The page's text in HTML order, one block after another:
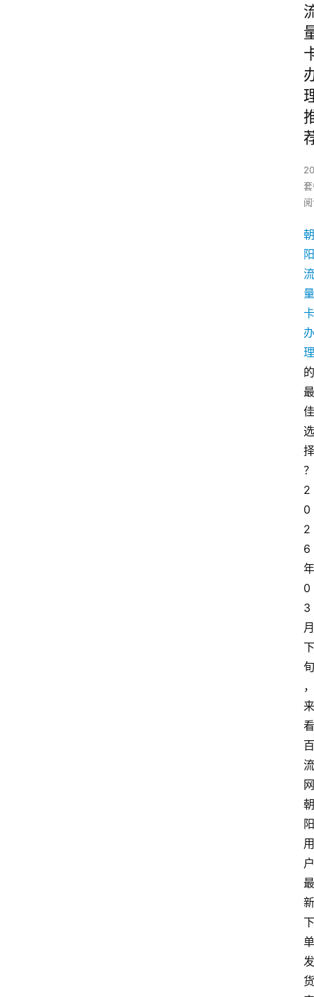
朝
阳
流
量
卡
办
理
的
最
佳
选
择
？
2
0
2
6
年
0
3
月
下
旬
，
来
看
百
流
网
朝
阳
用
户
最
新
下
单
发
货